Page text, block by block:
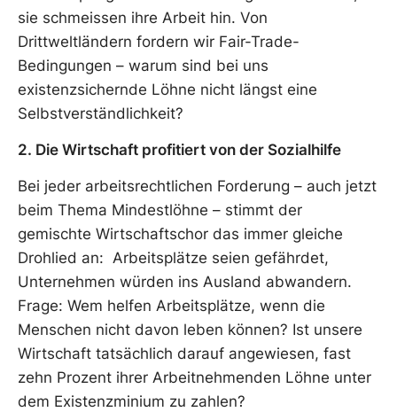
sie schmeissen ihre Arbeit hin. Von
Drittweltländern fordern wir Fair-Trade-
Bedingungen – warum sind bei uns
existenzsichernde Löhne nicht längst eine
Selbstverständlichkeit?
2. Die Wirtschaft profitiert von der Sozialhilfe
Bei jeder arbeitsrechtlichen Forderung – auch jetzt
beim Thema Mindestlöhne – stimmt der
gemischte Wirtschaftschor das immer gleiche
Drohlied an: Arbeitsplätze seien gefährdet,
Unternehmen würden ins Ausland abwandern.
Frage: Wem helfen Arbeitsplätze, wenn die
Menschen nicht davon leben können? Ist unsere
Wirtschaft tatsächlich darauf angewiesen, fast
zehn Prozent ihrer Arbeitnehmenden Löhne unter
dem Existenzminium zu zahlen?